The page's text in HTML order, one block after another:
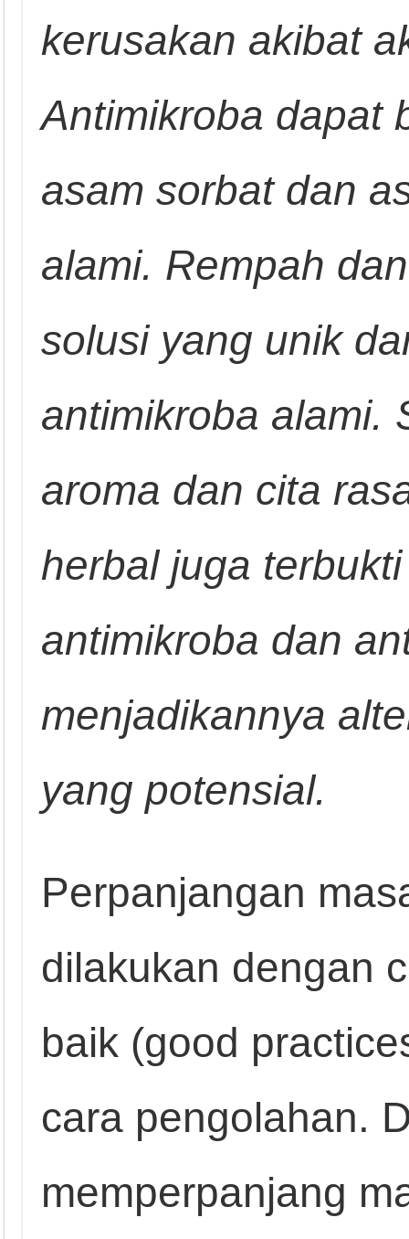
kerusakan akibat
Antimikroba dapat
asam sorbat dan
alami. Rempah
solusi yang unik
antimikroba alami.
aroma dan cita
herbal juga
antimikroba dan
menjadikannya
yang potensial.
Perpanjangan
dilakukan dengan
baik (good
cara pengolahan.
memperpanjang